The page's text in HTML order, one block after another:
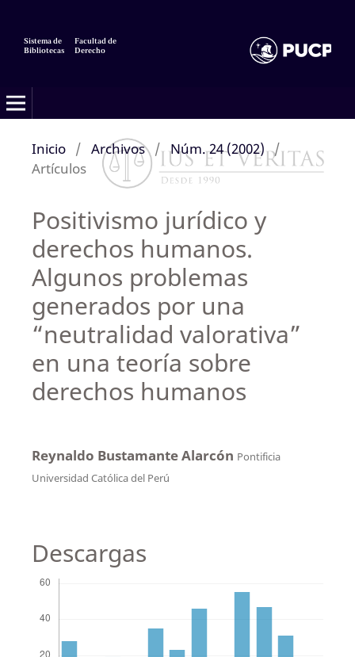
Sistema de
Bibliotecas
Facultad de
Derecho
Inicio / Archivos / Núm. 24 (2002) /
Artículos
Positivismo jurídico y
derechos humanos.
Algunos problemas
generados por una
“neutralidad valorativa”
en una teoría sobre
derechos humanos
Reynaldo Bustamante Alarcón Pontificia
Universidad Católica del Perú
Descargas